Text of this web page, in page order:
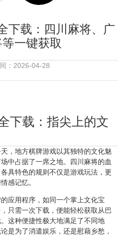
下载：四川麻将、广
一键获取
：2026-04-28
下载：指尖上的文
，地方棋牌游戏以其独特的文化魅
中占据了一席之地。四川麻将的血
具特色的规则不仅是游戏玩法，更
感记忆。
应用程序，如同一个掌上文化宝
只需一次下载，便能轻松获取从巴
这种便捷性极大地满足了不同地
是为了消遣娱乐，还是慰藉乡愁，